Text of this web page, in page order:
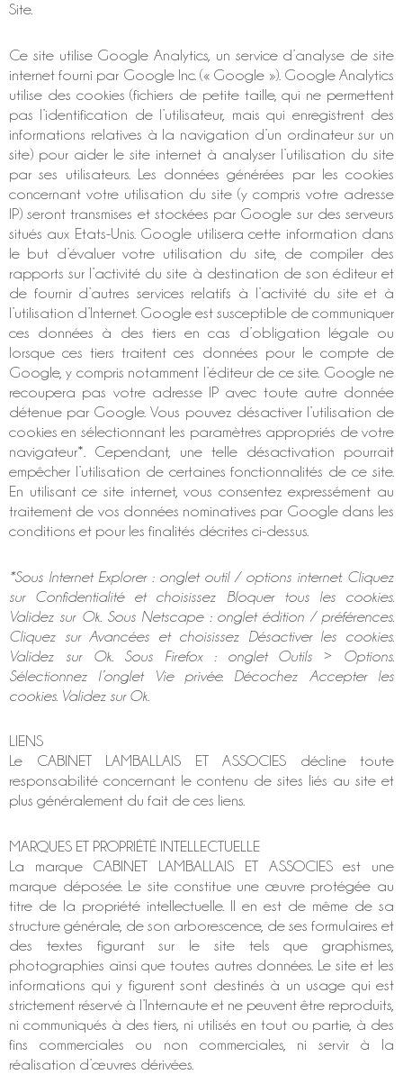
Site.
Ce site utilise Google Analytics, un service d’analyse de site
internet fourni par Google Inc. (« Google »). Google Analytics
utilise des cookies (fichiers de petite taille, qui ne permettent
pas l’identification de l’utilisateur, mais qui enregistrent des
informations relatives à la navigation d’un ordinateur sur un
site) pour aider le site internet à analyser l’utilisation du site
par ses utilisateurs. Les données générées par les cookies
concernant votre utilisation du site (y compris votre adresse
IP) seront transmises et stockées par Google sur des serveurs
situés aux Etats-Unis. Google utilisera cette information dans
le but d’évaluer votre utilisation du site, de compiler des
rapports sur l’activité du site à destination de son éditeur et
de fournir d’autres services relatifs à l’activité du site et à
l’utilisation d’Internet. Google est susceptible de communiquer
ces données à des tiers en cas d’obligation légale ou
lorsque ces tiers traitent ces données pour le compte de
Google, y compris notamment l’éditeur de ce site. Google ne
recoupera pas votre adresse IP avec toute autre donnée
détenue par Google. Vous pouvez désactiver l’utilisation de
cookies en sélectionnant les paramètres appropriés de votre
navigateur*. Cependant, une telle désactivation pourrait
empêcher l’utilisation de certaines fonctionnalités de ce site.
En utilisant ce site internet, vous consentez expressément au
traitement de vos données nominatives par Google dans les
conditions et pour les finalités décrites ci-dessus.
*Sous Internet Explorer : onglet outil / options internet. Cliquez
sur Confidentialité et choisissez Bloquer tous les cookies.
Validez sur Ok. Sous Netscape : onglet édition / préférences.
Cliquez sur Avancées et choisissez Désactiver les cookies.
Validez sur Ok. Sous Firefox : onglet Outils > Options.
Sélectionnez l’onglet Vie privée. Décochez Accepter les
cookies. Validez sur Ok.
LIENS
Le CABINET LAMBALLAIS ET ASSOCIES décline toute
responsabilité concernant le contenu de sites liés au site et
plus généralement du fait de ces liens.
MARQUES ET PROPRIÉTÉ INTELLECTUELLE
La marque CABINET LAMBALLAIS ET ASSOCIES est une
marque déposée. Le site constitue une œuvre protégée au
titre de la propriété intellectuelle. Il en est de même de sa
structure générale, de son arborescence, de ses formulaires et
des textes figurant sur le site tels que graphismes,
photographies ainsi que toutes autres données. Le site et les
informations qui y figurent sont destinés à un usage qui est
strictement réservé à l’Internaute et ne peuvent être reproduits,
ni communiqués à des tiers, ni utilisés en tout ou partie, à des
fins commerciales ou non commerciales, ni servir à la
réalisation d’œuvres dérivées.